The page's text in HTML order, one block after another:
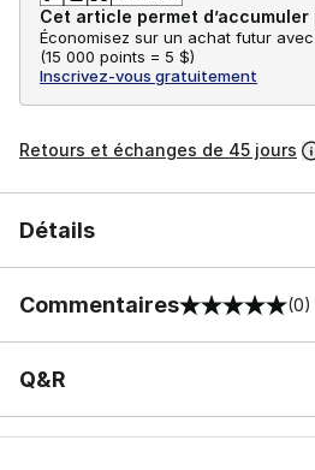
Cet article permet d’accumuler
Économisez sur un achat futur avec
(15 000 points = 5 $)
Inscrivez-vous gratuitement
Retours et échanges de 45 jours
Détails
Commentaires
0 sur 5 notes (0)
Q&R